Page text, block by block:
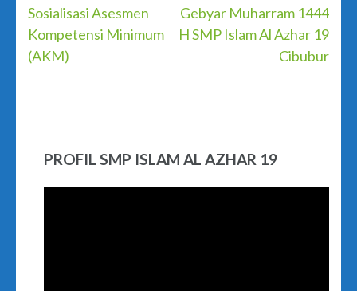
Post
navigation
Sosialisasi Asesmen
Kompetensi Minimum
(AKM)
Gebyar Muharram 1444
H SMP Islam Al Azhar 19
Cibubur
PROFIL SMP ISLAM AL AZHAR 19